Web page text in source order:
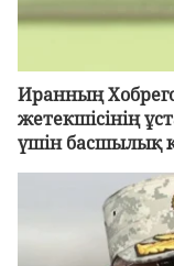
Иранның
жетекшісінің
үшін басшылық